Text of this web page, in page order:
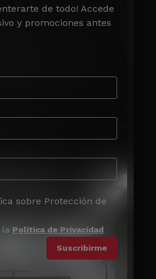
de todo! Accede
y promociones antes
sobre Protección de
la Política de Privacidad